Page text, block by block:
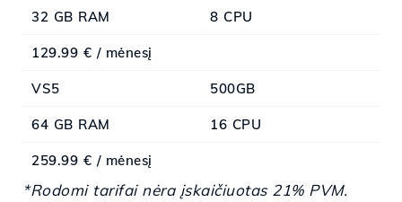
32 GB RAM 8 CPU
129.99 € / mėnesį
VS5 500GB
64 GB RAM 16 CPU
259.99 € / mėnesį
*Rodomi tarifai nėra įskaičiuotas 21% PVM.